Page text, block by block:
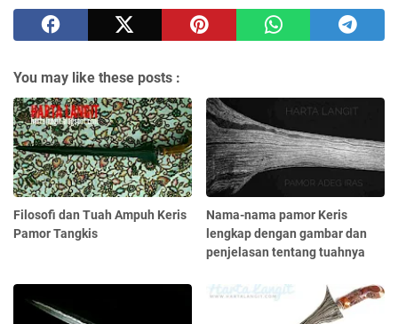
You may like these posts :
Filosofi dan Tuah Ampuh Keris
Pamor Tangkis
Nama-nama pamor Keris
lengkap dengan gambar dan
penjelasan tentang tuahnya